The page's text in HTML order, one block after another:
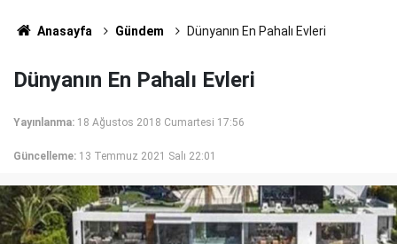
Anasayfa Gündem Dünyanın En Pahalı Evleri
Dünyanın En Pahalı Evleri
Yayınlanma: 18 Ağustos 2018 Cumartesi 17:56
Güncelleme: 13 Temmuz 2021 Salı 22:01